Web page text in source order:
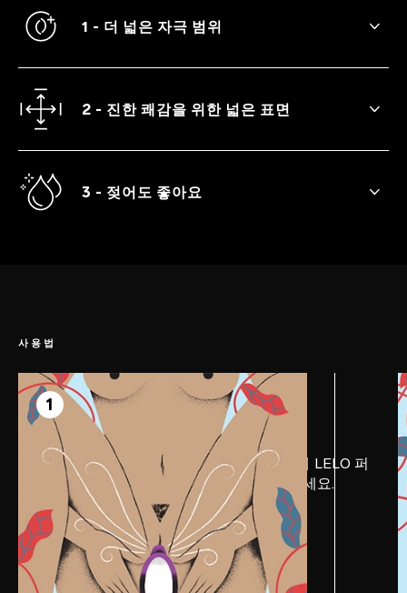
1 - 더 넓은 자극 범위
너무 큰 만족이나 너무 작은 만족이란 있을
2 - 진한 쾌감을 위한 넓은 표면
더 부드럽고 더 깊고 더 넓어진 입구로 안과
3 - 젖어도 좋아요
사용법
1
1 단계
전희
가장 부드러운 경험을 위해 기기와 몸에 LELO 퍼
스널 모이스처라이저를 충분히 발라주세요.